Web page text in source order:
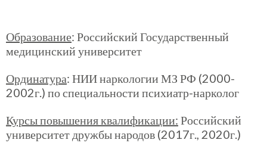
Образование: Российский Государственный
медицинский университет
Ординатура: НИИ наркологии МЗ РФ (2000-
2002г.) по специальности психиатр-нарколог
Курсы повышения квалификации: Российский
университет дружбы народов (2017г., 2020г.)